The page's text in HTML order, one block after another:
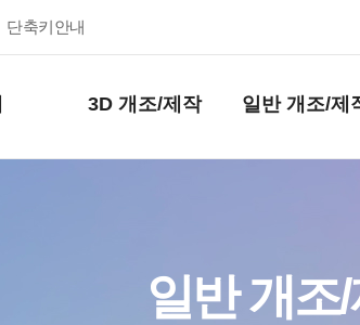
단축키안내
3D 개조/제작 일반 개조/제
일반 개조